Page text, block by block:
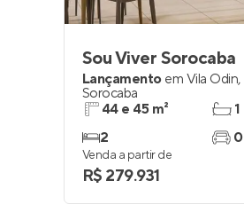
Sou Viver Sorocaba
Lançamento em Vila Odin,
Sorocaba
44 e 45 m²
2
1
0
Venda a partir de
R$ 279.931